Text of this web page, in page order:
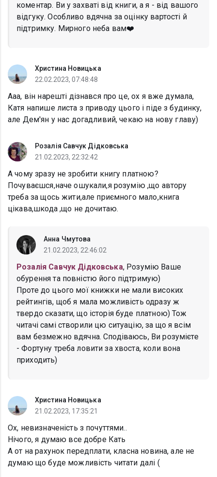
коментар. Ви у захваті від книги, а я - від вашого
відгуку. Особливо вдячна за оцінку вартості й
підтримку. Мирного неба вам❤️
Христина Новицька
22.02.2023, 07:48:48
Ааа, він нарешті дізнався про це, ох я вже думала,
Катя напише листа з приводу цього і піде з будинку,
але Дем'ян у нас догадливий, чекаю на нову главу)
Розалія Савчук Дідковська
21.02.2023, 22:32:42
А чому зразу не зробити книгу платною?
Почуваєшся,наче ошукали,я розумію ,що автору
треба за щось жити,але приємного мало,книга
цікава,шкода ,що не дочитаю.
Анна Чмутова
21.02.2023, 22:46:02
Розалія Савчук Дідковська, Розумію Ваше
обурення та повністю його підтримую)
Проте до цього мої книжки не мали високих
рейтингів, щоб я мала можливість одразу ж
твердо сказати, що історія буде платною) Тож
читачі самі створили цю ситуацію, за що я всім
вам безмежно вдячна. Сподіваюсь, Ви розумієте
- Фортуну треба ловити за хвоста, коли вона
приходить)
Христина Новицька
21.02.2023, 17:35:21
Ох, невизначеність з почуттями..
Нічого, я думаю все добре Кать
А от на рахунок передплати, класна новина, але не
думаю що буде можливість читати далі (